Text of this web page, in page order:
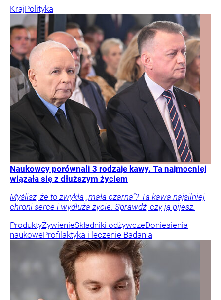
KrajPolityka
Naukowcy porównali 3 rodzaje kawy. Ta najmocniej
wiązała się z dłuższym życiem
Myślisz, że to zwykła „mała czarna”? Ta kawa najsilniej
chroni serce i wydłuża życie. Sprawdź, czy ją pijesz.
ProduktyŻywienieSkładniki odżywczeDoniesienia
naukoweProfilaktyka i leczenie Badania